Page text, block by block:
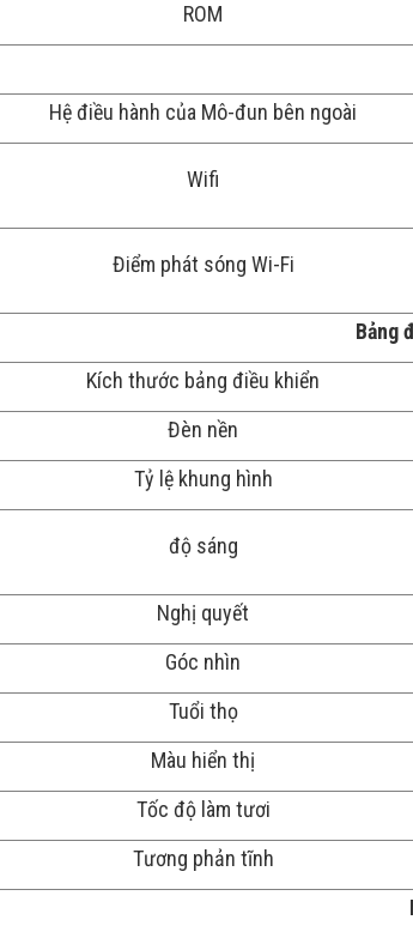
ROM
Hệ điều hành của Mô-đun bên ngoài
Wifi
Điểm phát sóng Wi-Fi
Bảng
Kích thước bảng điều khiển
Đèn nền
Tỷ lệ khung hình
độ sáng
Nghị quyết
Góc nhìn
Tuổi thọ
Màu hiển thị
Tốc độ làm tươi
Tương phản tĩnh